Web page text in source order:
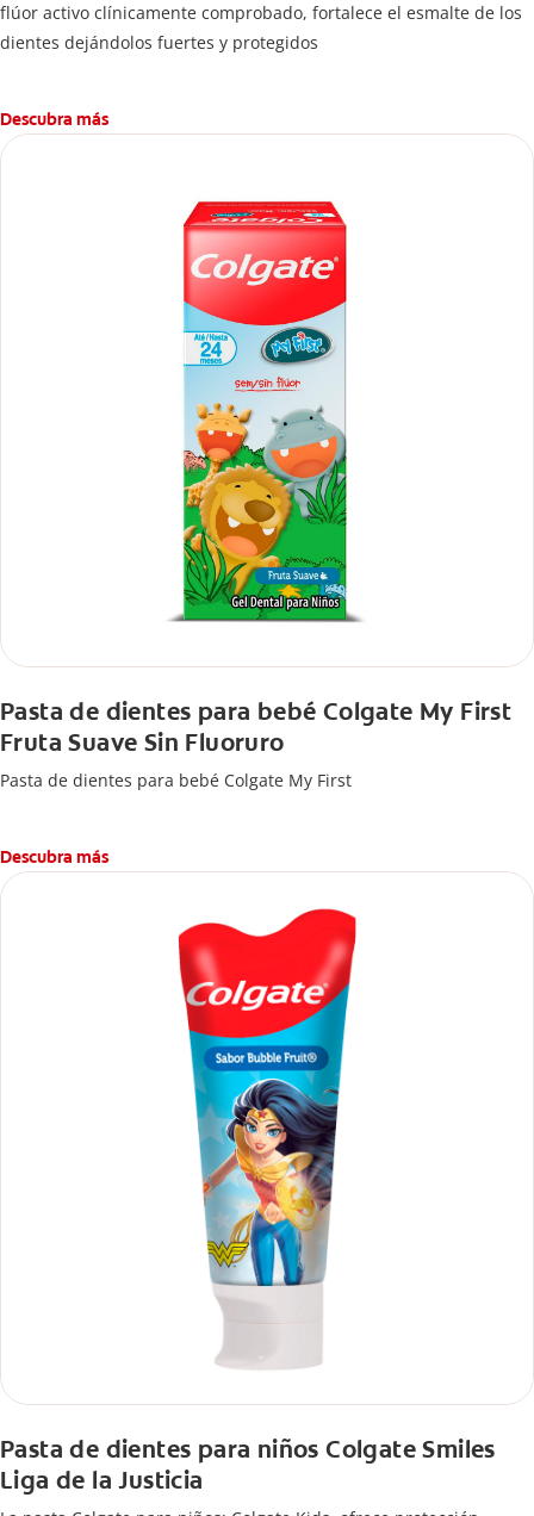
flúor activo clínicamente comprobado, fortalece el esmalte de los
dientes dejándolos fuertes y protegidos
Descubra más
Pasta de dientes para bebé Colgate My First
Fruta Suave Sin Fluoruro
Pasta de dientes para bebé Colgate My First
Descubra más
Pasta de dientes para niños Colgate Smiles
Liga de la Justicia